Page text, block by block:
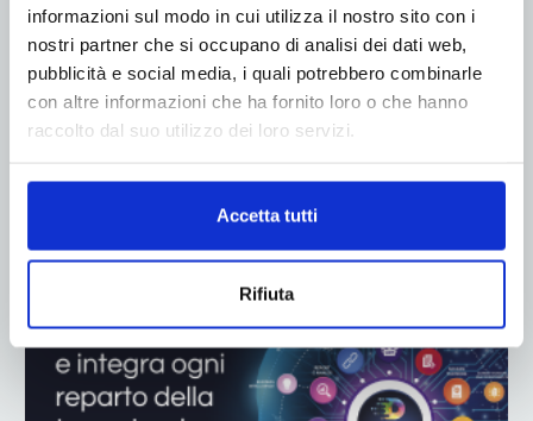
informazioni sul modo in cui utilizza il nostro sito con i
nostri partner che si occupano di analisi dei dati web,
pubblicità e social media, i quali potrebbero combinarle
con altre informazioni che ha fornito loro o che hanno
raccolto dal suo utilizzo dei loro servizi.
Accetta tutti
Rifiuta
ADV